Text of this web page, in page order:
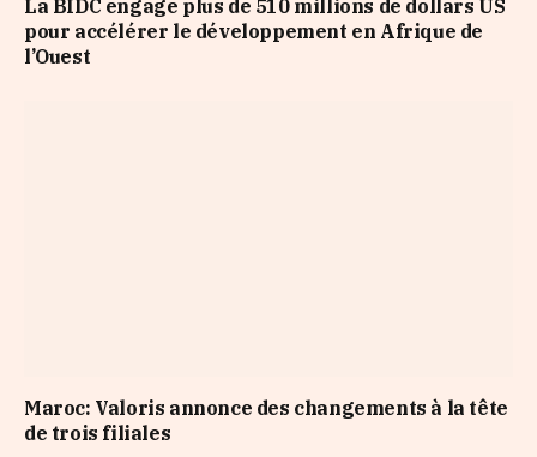
La BIDC engage plus de 510 millions de dollars US
pour accélérer le développement en Afrique de
l’Ouest
Maroc: Valoris annonce des changements à la tête
de trois filiales